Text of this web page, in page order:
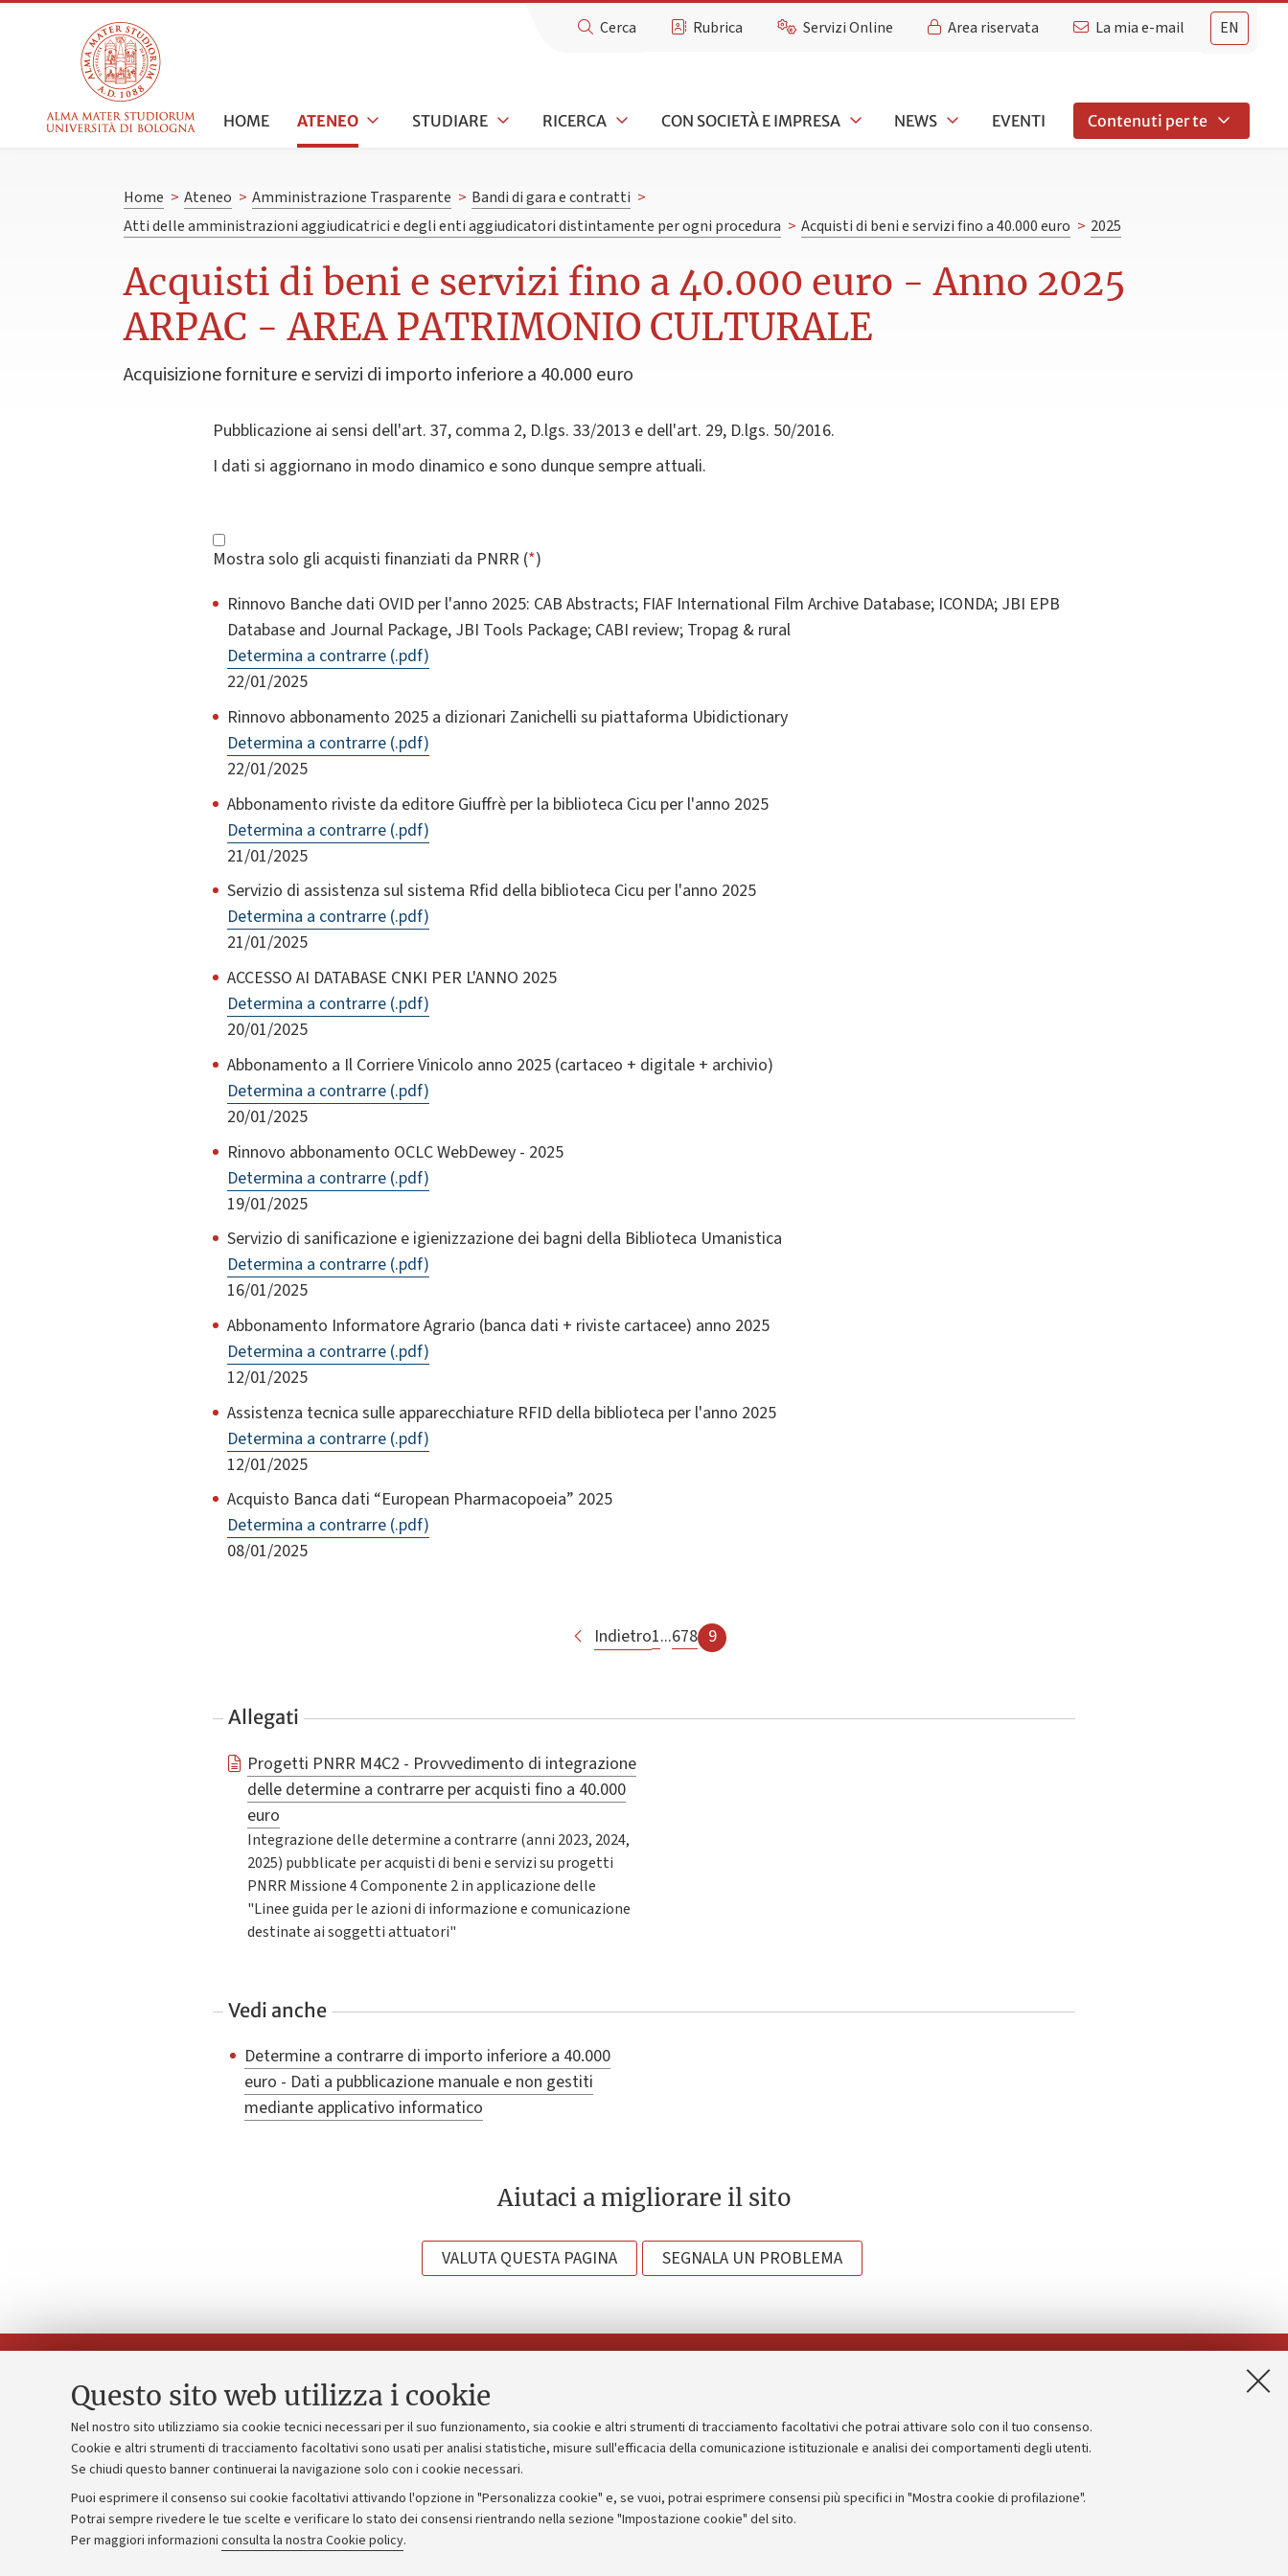
Questo sito web utilizza i cookie
Nel nostro sito utilizziamo sia cookie tecnici necessari per il suo funzionamento, sia cookie e altri strumenti di tracciamento facoltativi che potrai attivare solo con il tuo consenso.
Cookie e altri strumenti di tracciamento facoltativi sono usati per analisi statistiche, misure sull'efficacia della comunicazione istituzionale e analisi dei comportamenti degli utenti.
Se chiudi questo banner continuerai la navigazione solo con i cookie necessari.
Puoi esprimere il consenso sui cookie facoltativi attivando l'opzione in "Personalizza cookie" e, se vuoi, potrai esprimere consensi più specifici in "Mostra cookie di profilazione".
Potrai sempre rivedere le tue scelte e verificare lo stato dei consensi rientrando nella sezione "Impostazione cookie" del sito.
Per maggiori informazioni consulta la nostra Cookie policy.
EN
Cerca Rubrica Servizi Online Area riservata La mia e-mail
HOME ATENEO STUDIARE RICERCA CON SOCIETÀ E IMPRESA NEWS EVENTI Contenuti per te
Home > Ateneo > Amministrazione Trasparente > Bandi di gara e contratti >
Atti delle amministrazioni aggiudicatrici e degli enti aggiudicatori distintamente per ogni procedura > Acquisti di beni e servizi fino a 40.000 euro > 2025
Acquisti di beni e servizi fino a 40.000 euro - Anno 2025
ARPAC - AREA PATRIMONIO CULTURALE
Acquisizione forniture e servizi di importo inferiore a 40.000 euro
Pubblicazione ai sensi dell'art. 37, comma 2, D.lgs. 33/2013 e dell'art. 29, D.lgs. 50/2016.
I dati si aggiornano in modo dinamico e sono dunque sempre attuali.
Mostra solo gli acquisti finanziati da PNRR (*)
Rinnovo Banche dati OVID per l'anno 2025: CAB Abstracts; FIAF International Film Archive Database; ICONDA; JBI EPB
Database and Journal Package, JBI Tools Package; CABI review; Tropag & rural
Determina a contrarre (.pdf)
22/01/2025
Rinnovo abbonamento 2025 a dizionari Zanichelli su piattaforma Ubidictionary
Determina a contrarre (.pdf)
22/01/2025
Abbonamento riviste da editore Giuffrè per la biblioteca Cicu per l'anno 2025
Determina a contrarre (.pdf)
21/01/2025
Servizio di assistenza sul sistema Rfid della biblioteca Cicu per l'anno 2025
Determina a contrarre (.pdf)
21/01/2025
ACCESSO AI DATABASE CNKI PER L'ANNO 2025
Determina a contrarre (.pdf)
20/01/2025
Abbonamento a Il Corriere Vinicolo anno 2025 (cartaceo + digitale + archivio)
Determina a contrarre (.pdf)
20/01/2025
Rinnovo abbonamento OCLC WebDewey - 2025
Determina a contrarre (.pdf)
19/01/2025
Servizio di sanificazione e igienizzazione dei bagni della Biblioteca Umanistica
Determina a contrarre (.pdf)
16/01/2025
Abbonamento Informatore Agrario (banca dati + riviste cartacee) anno 2025
Determina a contrarre (.pdf)
12/01/2025
Assistenza tecnica sulle apparecchiature RFID della biblioteca per l'anno 2025
Determina a contrarre (.pdf)
12/01/2025
Acquisto Banca dati “European Pharmacopoeia” 2025
Determina a contrarre (.pdf)
08/01/2025
Indietro1...678 9
Allegati
Progetti PNRR M4C2 - Provvedimento di integrazione
delle determine a contrarre per acquisti fino a 40.000
euro
Integrazione delle determine a contrarre (anni 2023, 2024,
2025) pubblicate per acquisti di beni e servizi su progetti
PNRR Missione 4 Componente 2 in applicazione delle
"Linee guida per le azioni di informazione e comunicazione
destinate ai soggetti attuatori"
Vedi anche
Determine a contrarre di importo inferiore a 40.000
euro - Dati a pubblicazione manuale e non gestiti
mediante applicativo informatico
Aiutaci a migliorare il sito
VALUTA QUESTA PAGINA SEGNALA UN PROBLEMA
Contatti e PEC
Uffici dell'amministrazione generale
Lavora con noi
Alumni community
Piano strategico
Bilanci
Donazioni e 5x1000
Merchandising - UniboStore
Bandi, gare e concorsi
Amministrazione trasparente
Informazioni sul sito e accessibilità
Privacy e note legali